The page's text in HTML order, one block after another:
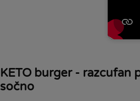
KETO burger - razcufan
sočno